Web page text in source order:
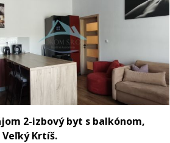
2-izbový byt s balkónom,
Veľký Krtíš.